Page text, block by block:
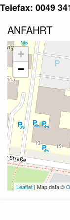
Telefax: 0049
ANFAHRT
+
−
Leaflet | Map data ©